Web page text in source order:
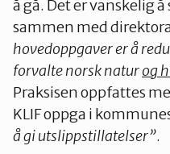
å gå. Det er vanskelig
sammen med
hovedoppgaver er å
forvalte norsk naturog
Praksisen oppfattes
KLIF oppga i
å gi utslippstillatelser”.